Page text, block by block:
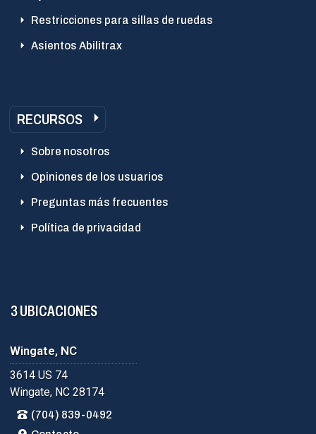
Restricciones para sillas de ruedas
Asientos Abilitrax
RECURSOS
Sobre nosotros
Opiniones de los usuarios
Preguntas más frecuentes
Política de privacidad
3 UBICACIONES
Wingate, NC
3614 US 74
Wingate, NC 28174
(704) 839-0492